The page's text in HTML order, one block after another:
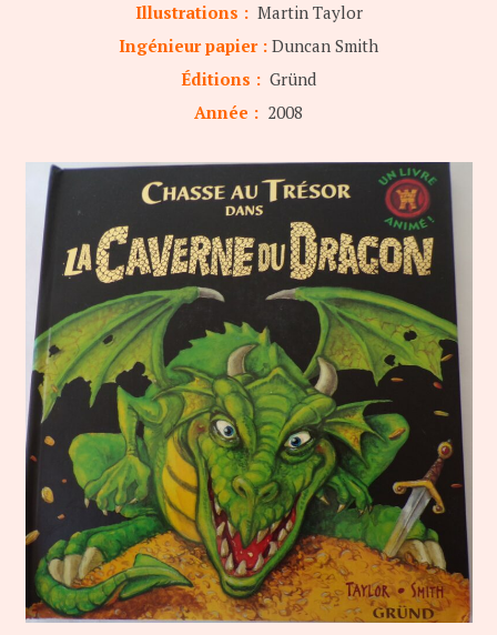
Illustrations : Martin Taylor
Ingénieur papier : Duncan Smith
Éditions : Gründ
Année : 2008